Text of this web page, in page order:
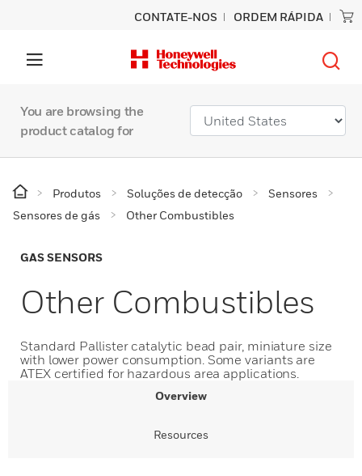
CONTATE-NOS ORDEM RÁPIDA
You are browsing the
product catalog for
Produtos Soluções de detecção
Sensores
Sensores de gás
Other Combustibles
GAS SENSORS
Other Combustibles
Standard Pallister catalytic bead pair, miniature size
with lower power consumption. Some variants are
ATEX certified for hazardous area applications.
Overview
Resources